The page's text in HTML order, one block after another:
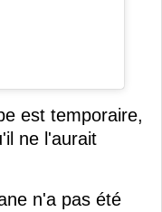
est temporaire,
ne l'aurait
n'a pas été